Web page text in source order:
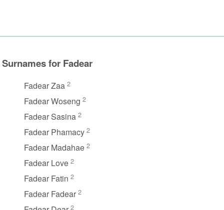
Surnames for Fadear
Fadear Zaa 2
Fadear Woseng 2
Fadear Sasina 2
Fadear Phamacy 2
Fadear Madahae 2
Fadear Love 2
Fadear Fatin 2
Fadear Fadear 2
2